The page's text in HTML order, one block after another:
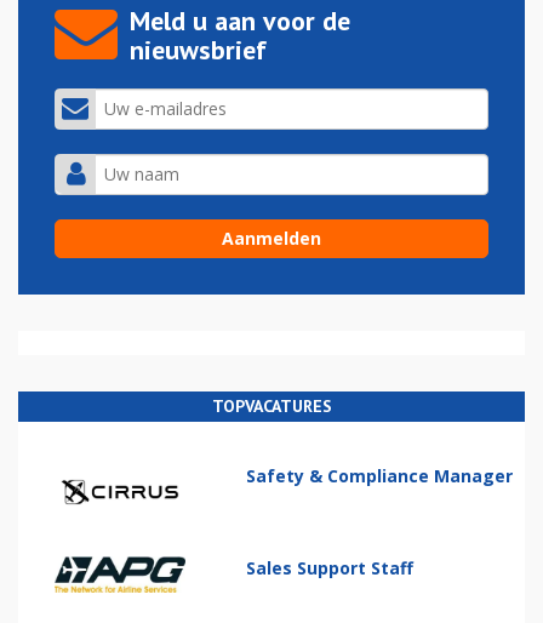
Meld u aan voor de
nieuwsbrief
TOPVACATURES
Safety & Compliance Manager
Sales Support Staff